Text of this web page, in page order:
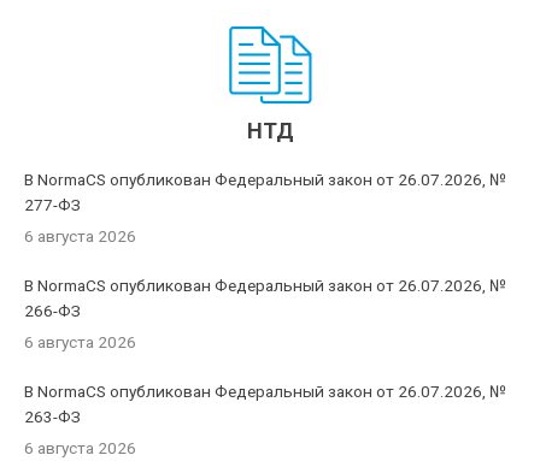
НТД
В NormaCS опубликован Федеральный закон от 26.07.2026, №
277-ФЗ
6 августа 2026
В NormaCS опубликован Федеральный закон от 26.07.2026, №
266-ФЗ
6 августа 2026
В NormaCS опубликован Федеральный закон от 26.07.2026, №
263-ФЗ
6 августа 2026